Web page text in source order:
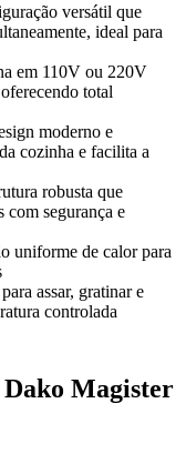
versátil que
ideal para
em 110V ou 220V
total
moderno e
cozinha e facilita a
robusta que
com segurança e
uniforme de calor para
assar, gratinar e
controlada
Dako Magister